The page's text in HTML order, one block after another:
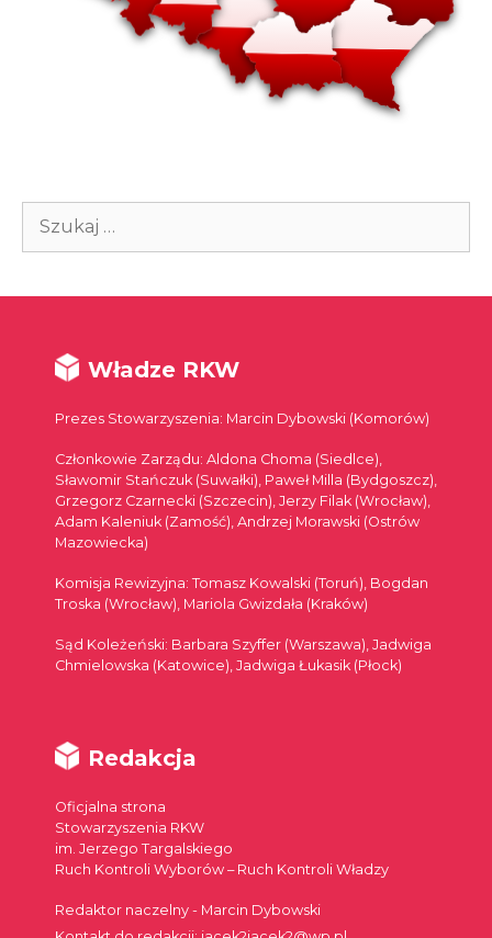
Szukaj:
Władze RKW
Prezes Stowarzyszenia: Marcin Dybowski (Komorów)
Członkowie Zarządu: Aldona Choma (Siedlce),
Sławomir Stańczuk (Suwałki), Paweł Milla (Bydgoszcz),
Grzegorz Czarnecki (Szczecin), Jerzy Filak (Wrocław),
Adam Kaleniuk (Zamość), Andrzej Morawski (Ostrów
Mazowiecka)
Komisja Rewizyjna: Tomasz Kowalski (Toruń), Bogdan
Troska (Wrocław), Mariola Gwizdała (Kraków)
Sąd Koleżeński: Barbara Szyffer (Warszawa), Jadwiga
Chmielowska (Katowice), Jadwiga Łukasik (Płock)
Redakcja
Oficjalna strona
Stowarzyszenia RKW
im. Jerzego Targalskiego
Ruch Kontroli Wyborów – Ruch Kontroli Władzy
Redaktor naczelny - Marcin Dybowski